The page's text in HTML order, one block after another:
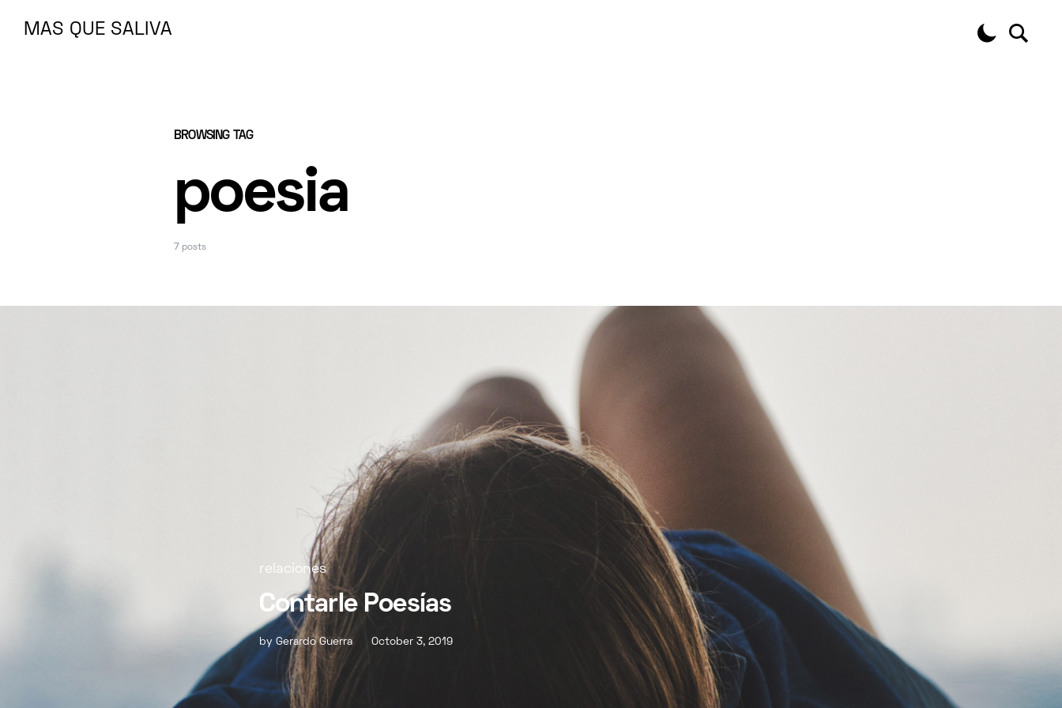
MAS QUE SALIVA
MAS QUE SALIVA
BROWSING TAG
poesia
7 posts
relaciones
Contarle Poesías
by Gerardo Guerra October 3, 2019